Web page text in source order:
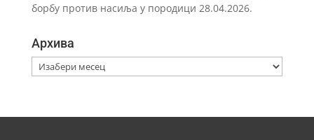
борбу против насиља у породици 28.04.2026.
Архива
Архива